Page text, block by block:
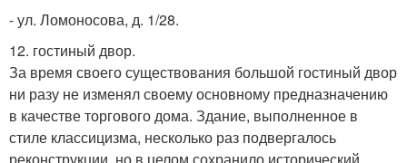
- ул. Ломоносова, д. 1/28.
12. гостиный двор.
За время своего существования большой гостиный двор
ни разу не изменял своему основному предназначению
в качестве торгового дома. Здание, выполненное в
стиле классицизма, несколько раз подвергалось
реконструкции, но в целом сохранило исторический